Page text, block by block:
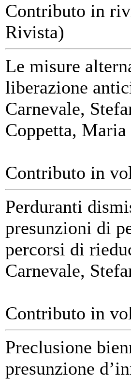
Contributo in
Rivista)
Le misure
liberazione
Carnevale,
Coppetta, Maria
Contributo in
Perduranti
presunzioni di
percorsi di
Carnevale,
Contributo in
Preclusione
presunzione